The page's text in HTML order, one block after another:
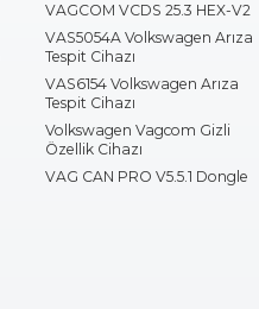
VAGCOM VCDS 25.3 HEX-V2
VAS5054A Volkswagen Arıza
Tespit Cihazı
VAS6154 Volkswagen Arıza
Tespit Cihazı
Volkswagen Vagcom Gizli
Özellik Cihazı
VAG CAN PRO V5.5.1 Dongle